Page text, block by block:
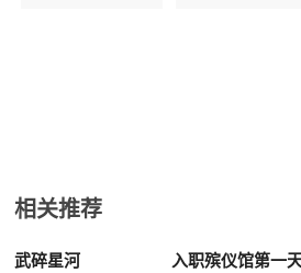
相关推荐
武碎星河